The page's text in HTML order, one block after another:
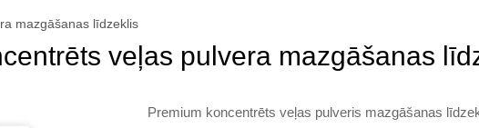
mazgāšanas līdzeklis
veļas pulvera mazgāšanas
Premium koncentrēts veļas pulveris mazgāšanas